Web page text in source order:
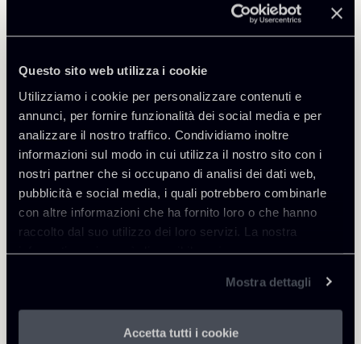
Questo sito web utilizza i cookie
Utilizziamo i cookie per personalizzare contenuti e
annunci, per fornire funzionalità dei social media e per
analizzare il nostro traffico. Condividiamo inoltre
informazioni sul modo in cui utilizza il nostro sito con i
nostri partner che si occupano di analisi dei dati web,
pubblicità e social media, i quali potrebbero combinarle
con altre informazioni che ha fornito loro o che hanno
raccolto dal suo utilizzo dei loro servizi. La nostra
informativa privacy è disponibilequi.
Mostra dettagli
Accetta tutti i cookie
Approfondisci
Debt Finance
Newsalert-Proposta-
Condividi